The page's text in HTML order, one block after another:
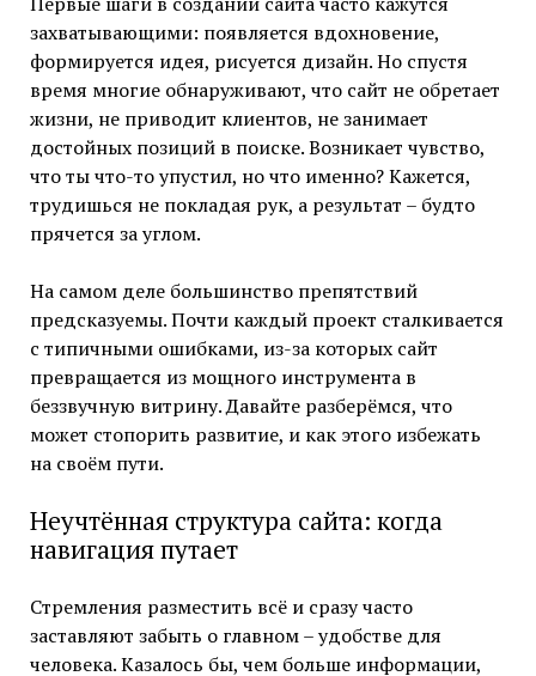
захватывающими: появляется вдохновение,
формируется идея, рисуется дизайн. Но спустя
время многие обнаруживают, что сайт не обретает
жизни, не приводит клиентов, не занимает
достойных позиций в поиске. Возникает чувство,
что ты что-то упустил, но что именно? Кажется,
трудишься не покладая рук, а результат – будто
прячется за углом.
На самом деле большинство препятствий
предсказуемы. Почти каждый проект сталкивается
с типичными ошибками, из-за которых сайт
превращается из мощного инструмента в
беззвучную витрину. Давайте разберёмся, что
может стопорить развитие, и как этого избежать
на своём пути.
Неучтённая структура сайта: когда
навигация путает
Стремления разместить всё и сразу часто
заставляют забыть о главном – удобстве для
человека. Казалось бы, чем больше информации,